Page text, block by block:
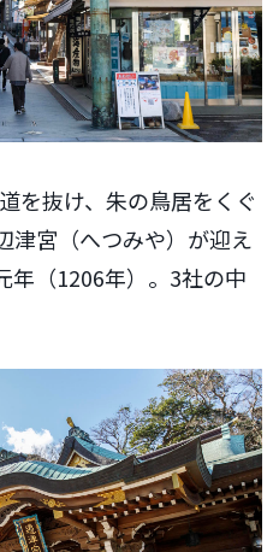
を抜け、朱の鳥居をくぐ
津宮（へつみや）が迎え
年（1206年）。3社の中